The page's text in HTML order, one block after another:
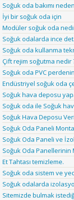
Soğuk oda bakımı
İyi bir soğuk oda için
Modüler soğuk oda
Soğuk odalarda ince
Soğuk oda kullanma
Çift rejim soğutma nedir
Soğuk oda PVC
Endüstriyel soğuk oda
Soğuk hava deposu
Soğuk oda ile Soğuk
Soğuk Hava Deposu
Soğuk Oda Paneli
Soğuk Oda Paneli ve
Soğuk Oda Panellerinin
Et Tahtası temizleme.
Soğuk oda sistem ve
Soğuk odalarda
Sitemizde bulmak